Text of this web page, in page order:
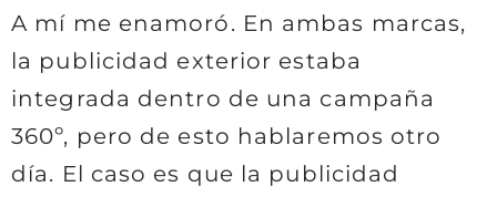
A mí me enamoró. En ambas marcas,
la publicidad exterior estaba
integrada dentro de una campaña
360º, pero de esto hablaremos otro
día. El caso es que la publicidad